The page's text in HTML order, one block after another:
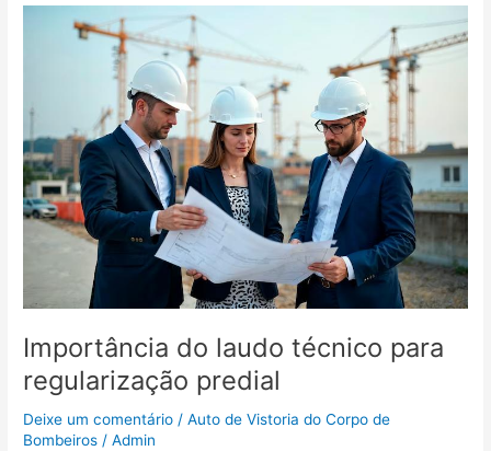
Importância do laudo técnico para
regularização predial
Deixe um comentário /Auto de Vistoria do Corpo de
Bombeiros /Admin
Importância
para
regularização
predial